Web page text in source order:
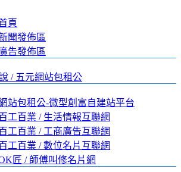
頁
聞發佈區
告發佈區
/ 五元網站包租公
站包租公-微型創富自建站平台
工百業 / 生活情報互聯網
工百業 / 工商廣告互聯網
工百業 / 數位名片互聯網
匠 / 師傅叫修名片網